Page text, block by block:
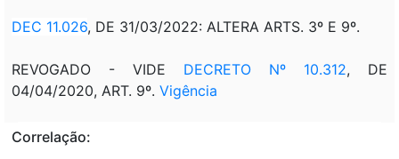
DEC 11.026, DE 31/03/2022: ALTERA ARTS. 3º E 9º.
REVOGADO - VIDE DECRETO Nº 10.312, DE
04/04/2020, ART. 9º. Vigência
Correlação: